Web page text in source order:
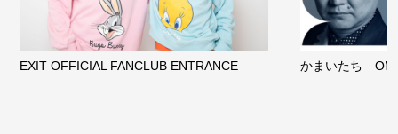
EXIT OFFICIAL FANCLUB ENTRANCE かまいたち